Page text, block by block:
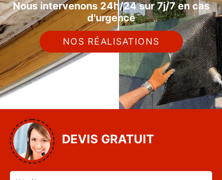
Nous intervenons 24h/24 sur 7j/7 en cas
d'urgence
NOS RÉALISATIONS
DEVIS GRATUIT